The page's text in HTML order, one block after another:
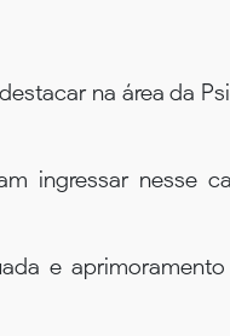
na área da
ingressar nesse
e